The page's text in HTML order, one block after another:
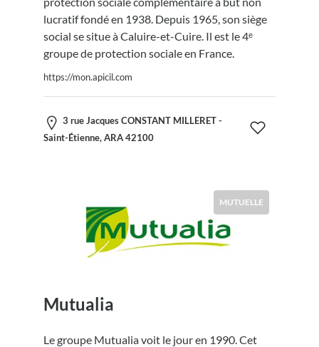
lucratif fondé en 1938. Depuis 1965, son siège
social se situe à Caluire-et-Cuire. Il est le 4ᵉ
groupe de protection sociale en France.
https://mon.apicil.com
3 rue Jacques CONSTANT MILLERET -
Saint-Étienne, ARA 42100
MUTUELLE
Mutualia
Le groupe Mutualia voit le jour en 1990. Cet